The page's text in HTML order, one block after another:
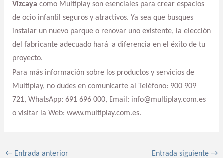
Vizcaya como Multiplay son esenciales para crear espacios
de ocio infantil seguros y atractivos. Ya sea que busques
instalar un nuevo parque o renovar uno existente, la elección
del fabricante adecuado hará la diferencia en el éxito de tu
proyecto.
Para más información sobre los productos y servicios de
Multiplay, no dudes en comunicarte al Teléfono: 900 909
721, WhatsApp: 691 696 000, Email: info@multiplay.com.es
o visitar la Web: www.multiplay.com.es.
←Entrada anterior Entrada siguiente→